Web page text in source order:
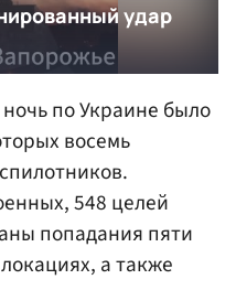
по Украине было
восемь
548 целей
попадания пяти
а также